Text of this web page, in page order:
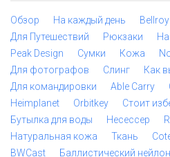
Обзор На каждый день Bellroy
Для Путешествий
Рюкзаки
Peak Design
Сумки Кожа
Для фотографов
Слинг Как
Для командировки
Able Carry
Heimplanet
Orbitkey Стоит
Бутылка для воды
Несессер
Натуральная кожа
Ткань
BWCast
Баллистический нейлон